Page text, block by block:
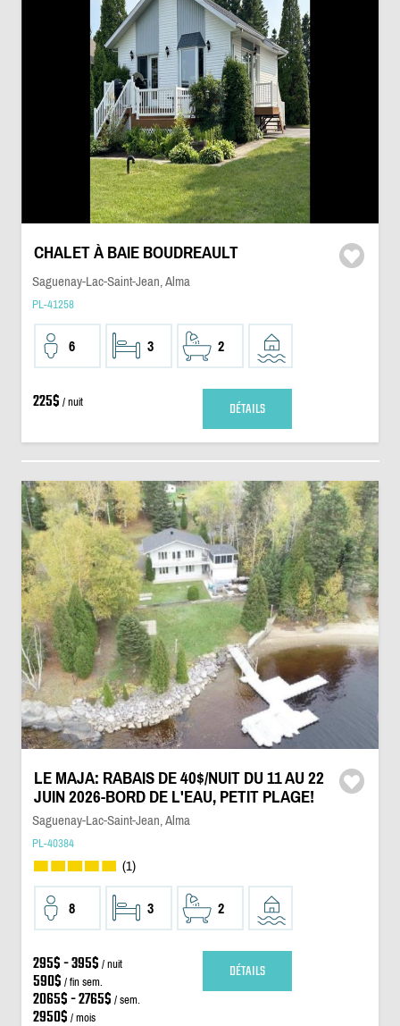
CHALET À BAIE BOUDREAULT
Saguenay-Lac-Saint-Jean, Alma
PL-41258
6 3 2
225$ / nuit DÉTAILS
LE MAJA: RABAIS DE 40$/NUIT DU 11 AU 22
JUIN 2026-BORD DE L'EAU, PETIT PLAGE!
Saguenay-Lac-Saint-Jean, Alma
PL-40384
(1)
8 3 2
295$ - 395$ / nuit
590$ / fin sem.
2065$ - 2765$ / sem.
2950$ / mois
DÉTAILS